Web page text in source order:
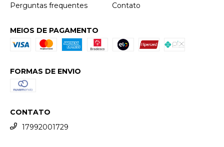
Perguntas frequentes Contato
MEIOS DE PAGAMENTO
FORMAS DE ENVIO
CONTATO
17992001729